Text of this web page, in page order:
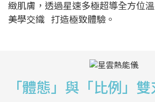
最新消息
緻肌膚，透過星速多極超導全方位
美學交織 打造極致體驗。
「體態」與「比例」